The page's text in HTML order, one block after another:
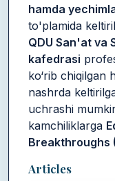
hamda
to'plamida
QDU San'at va
kafedrasi
ko‘rib chiqilgan
nashrda
uchrashi
kamchiliklarga
Breakthroughs
Table of
Articles